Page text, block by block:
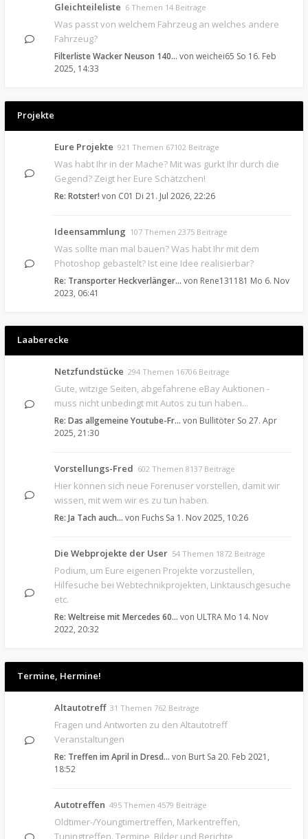
Gleichteileliste 6 Themen 14 Beiträge
Was passt von welchem Fahrzeug an welches andere
Fahrzeug?
Filterliste Wacker Neuson 140… von weichei65 So 16. Feb
2025, 14:33
Projekte
Eure Projekte 921 Themen 67102 Beiträge
Was habt Ihr in der Mache? Mit was gurkt Ihr durch die
Gegend? Zeigt her Eure Schätzchen!
Re: Rotster! von C01 Di 21. Jul 2026, 22:26
Ideensammlung 107 Themen 2375 Beiträge
Was sollte man mal bauen? Was habt Ihr mit dem
Photoshop gebastelt? Ist eine Idee realisierbar?
Re: Transporter Heckverlänger… von Rene131181 Mo 6. Nov
2023, 06:41
Laaberecke
Netzfundstücke 294 Themen 16706 Beiträge
Gute, witzige Seiten, abgefahrene eBay Auktionen -
muss nicht unbedingt mit Autos zu tun haben...
Re: Das allgemeine Youtube-Fr… von Bullitöter So 27. Apr
2025, 21:30
Vorstellungs-Fred 602 Themen 8137 Beiträge
Hier können sich neue Forenuser vorstellen, damit wir
wissen, mit wem wir es zu tun haben.
Re: Ja Tach auch... von Fuchs Sa 1. Nov 2025, 10:26
Die Webprojekte der User 54 Themen 1872 Beiträge
Podium, um Eure eigenen Projekte vorzustellen,
Hilfesuche bei Webtechnikprojekten, Linktauschgesuche
etc.
Re: Weltreise mit Mercedes 60… von ULTRA Mo 14. Nov
2022, 20:32
Termine, Hermine!
Altautotreff 31 Themen 762 Beiträge
Fragen und Antworten zu den Altautotreff
Veranstaltungen
Re: Treffen im April in Dresd… von Burt Sa 20. Feb 2021,
18:52
Autotreffen 495 Themen 4579 Beiträge
Oldtimer-/Youngtimertreffen, Markentreffen,
Tuningtreffen. Termine, Bilder und Berichte